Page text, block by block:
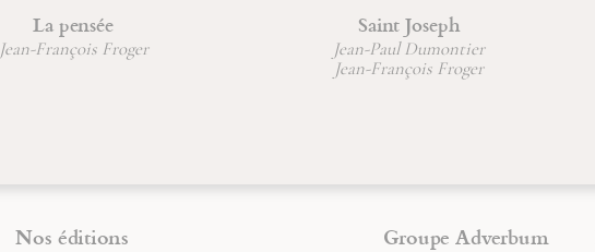
La pensée
Jean-François Froger
Saint Joseph
Jean-Paul Dumontier
Jean-François Froger
Nos éditions Groupe Adverbum